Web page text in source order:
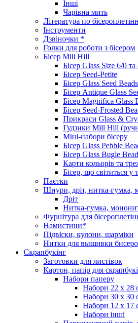
Інші
Чарівна мить
Література по
Інструменти
Дзвіночки *
Голки для роботи з бісером
Бісер Mill Hill
Бісер Glass Size 6/0 та
Бісер Seed-Petite
Бісер Glass Seed Beads
Бісер Antique Glass
Бісер Magnifica Glass
Бісер Seed-Frosted
Прикраси Glass &
Гудзики Mill Hill
Міні-набори бісеру
Бісер Glass Pebble
Бісер Glass Bugle
Карти кольорів та
Бісер, що світиться у
Паєтки
Шнури, дріт, нитка-гумка,
Дріт
Нитка-гумка,
Фурнітура для
Намистини*
Підвіски, кулони, шарміки
Нитки для вышивки
Скрапбукінг
Заготовки для листівок
Картон, папір для
Набори паперу
Набори 22 х 28
Набори 30 х 30
Набори 12 х 17
Набори інші